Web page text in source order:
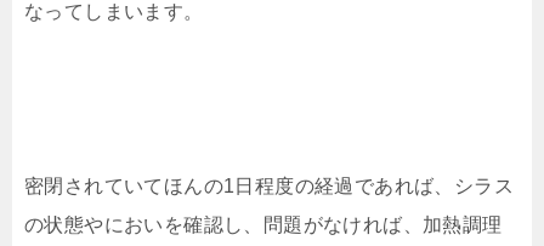
なってしまいます。
密閉されていてほんの1日程度の経過であれば、シラス
の状態やにおいを確認し、問題がなければ、加熱調理